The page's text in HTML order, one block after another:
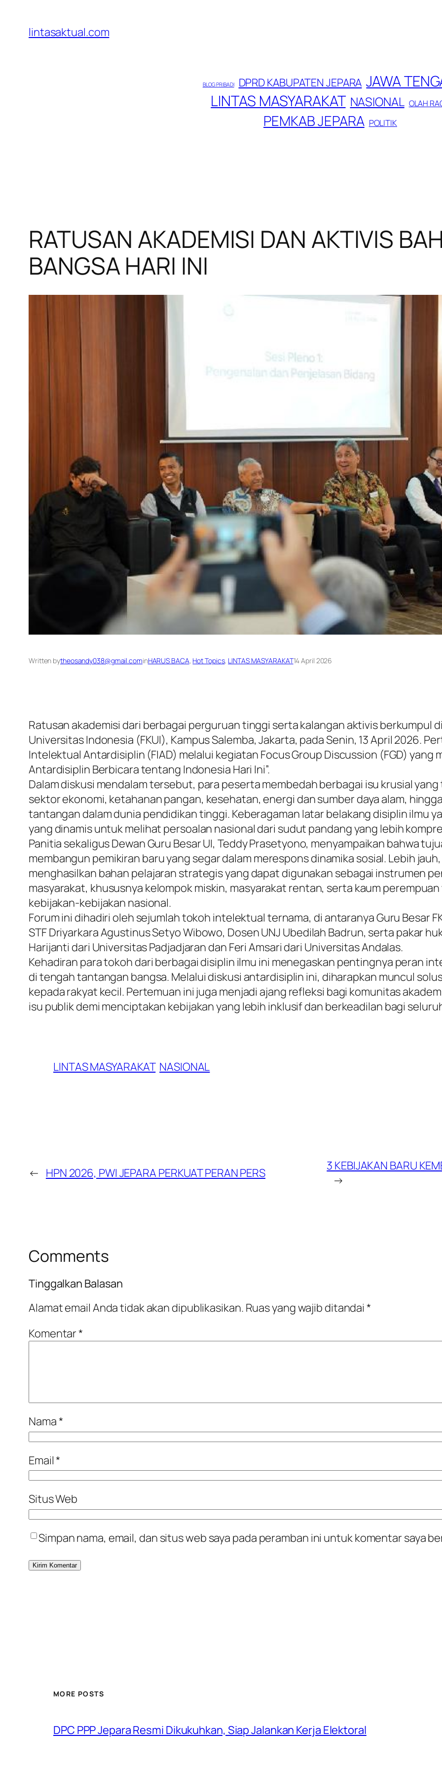
konten
lintasaktual.com
BLOG PRIBADI DPRD KABUPATEN JEPARA JAWA
LINTAS MASYARAKAT NASIONAL OLAH
PEMKAB JEPARA POLITIK
RATUSAN AKADEMISI DAN AKTIVIS
BANGSA HARI INI
Written bytheosandy038@gmail.cominHARUS BACA, Hot Topics, LINTAS MASYARAKAT14 April 2026
Ratusan akademisi dari berbagai perguruan tinggi serta kalangan aktivis berkumpul
Universitas Indonesia (FKUI), Kampus Salemba, Jakarta, pada Senin, 13 April 2026.
Intelektual Antardisiplin (FIAD) melalui kegiatan Focus Group Discussion (FGD) yang
Antardisiplin Berbicara tentang Indonesia Hari Ini”.
​Dalam diskusi mendalam tersebut, para peserta membedah berbagai isu krusial
sektor ekonomi, ketahanan pangan, kesehatan, energi dan sumber daya alam,
tantangan dalam dunia pendidikan tinggi. Keberagaman latar belakang disiplin ilmu
yang dinamis untuk melihat persoalan nasional dari sudut pandang yang lebih
​Panitia sekaligus Dewan Guru Besar UI, Teddy Prasetyono, menyampaikan bahwa
membangun pemikiran baru yang segar dalam merespons dinamika sosial. Lebih
menghasilkan bahan pelajaran strategis yang dapat digunakan sebagai instrumen
masyarakat, khususnya kelompok miskin, masyarakat rentan, serta kaum
kebijakan-kebijakan nasional.
​Forum ini dihadiri oleh sejumlah tokoh intelektual ternama, di antaranya Guru Besar
STF Driyarkara Agustinus Setyo Wibowo, Dosen UNJ Ubedilah Badrun, serta pakar
Harijanti dari Universitas Padjadjaran dan Feri Amsari dari Universitas Andalas.
​Kehadiran para tokoh dari berbagai disiplin ilmu ini menegaskan pentingnya peran
di tengah tantangan bangsa. Melalui diskusi antardisiplin ini, diharapkan muncul
kepada rakyat kecil. Pertemuan ini juga menjadi ajang refleksi bagi komunitas
isu publik demi menciptakan kebijakan yang lebih inklusif dan berkeadilan bagi
LINTAS MASYARAKAT NASIONAL
← HPN 2026, PWI JEPARA PERKUAT PERAN PERS
3 KEBIJAKAN BARU
→
Comments
Tinggalkan Balasan
Alamat email Anda tidak akan dipublikasikan. Ruas yang wajib ditandai*
Komentar*
Nama*
Email*
Situs Web
Simpan nama, email, dan situs web saya pada peramban ini untuk komentar saya
MORE POSTS
DPC PPP Jepara Resmi Dikukuhkan, Siap Jalankan Kerja Elektoral